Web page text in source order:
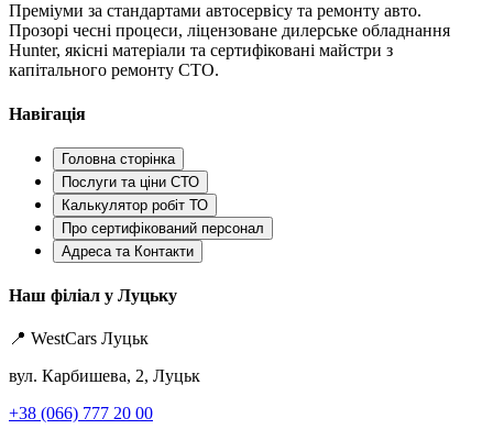
Преміуми за стандартами автосервісу та ремонту авто.
Прозорі чесні процеси, ліцензоване дилерське обладнання
Hunter, якісні матеріали та сертифіковані майстри з
капітального ремонту СТО.
Навігація
Головна сторінка
Послуги та ціни СТО
Калькулятор робіт ТО
Про сертифікований персонал
Адреса та Контакти
Наш філіал у Луцьку
📍 WestCars Луцьк
вул. Карбишева, 2, Луцьк
+38 (066) 777 20 00